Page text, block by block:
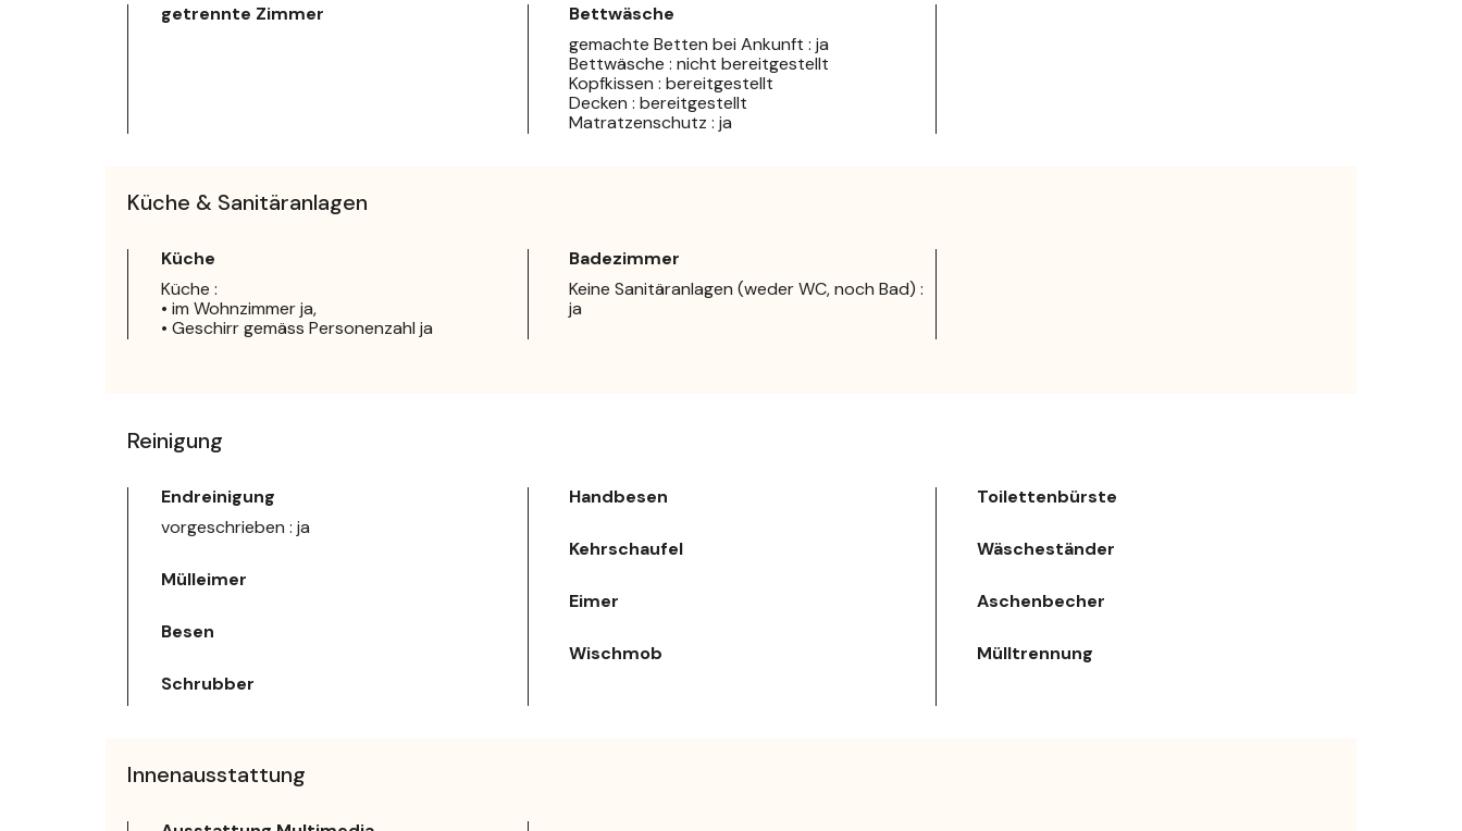
getrennte Zimmer
Bettwäsche
gemachte Betten bei Ankunft : ja
Bettwäsche : nicht bereitgestellt
Kopfkissen : bereitgestellt
Decken : bereitgestellt
Matratzenschutz : ja
Küche & Sanitäranlagen
Küche
Küche :
• im Wohnzimmer ja,
• Geschirr gemäss Personenzahl ja
Badezimmer
Keine Sanitäranlagen (weder WC, noch Bad) :
ja
Reinigung
Endreinigung
vorgeschrieben : ja
Mülleimer
Besen
Schrubber
Handbesen
Kehrschaufel
Eimer
Wischmob
Toilettenbürste
Wäscheständer
Aschenbecher
Mülltrennung
Innenausstattung